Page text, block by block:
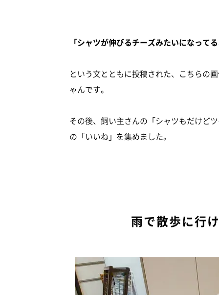
「シャツが伸びるチーズみたいになって
という文とともに投稿された、こちらの
ゃんです。
その後、飼い主さんの「シャツもだけど
の「いいね」を集めました。
雨で散歩に行